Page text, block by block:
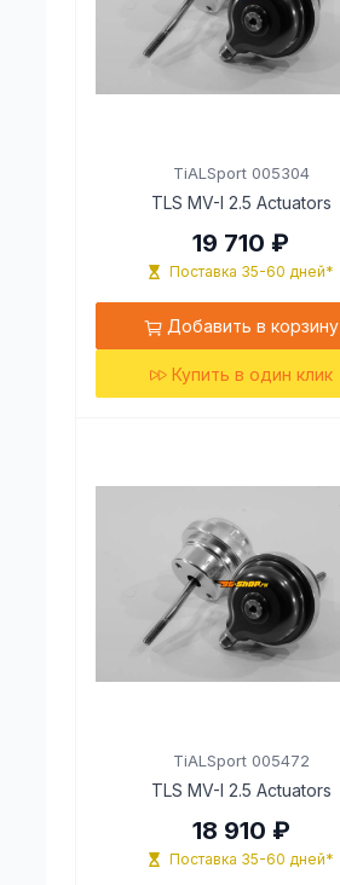
TiALSport 005304
TLS MV-I 2.5 Actuators
19 710 ₽
Поставка 35-60 дней*
Добавить в корзину
Купить в один клик
TiALSport 005472
TLS MV-I 2.5 Actuators
18 910 ₽
Поставка 35-60 дней*